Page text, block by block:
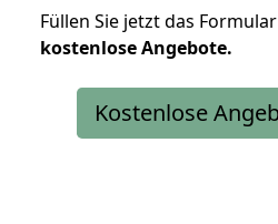
Füllen Sie jetzt das
kostenloseAngebote.
Kostenlose